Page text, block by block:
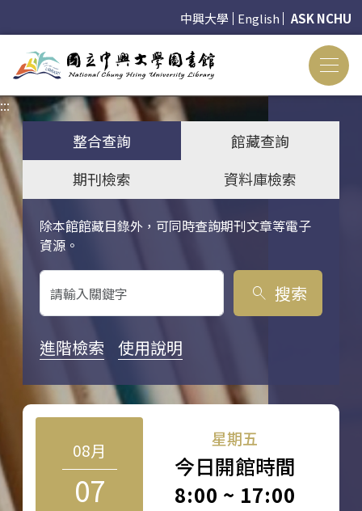
中興大學 English ASK NCHU
:::
整合查詢
館藏查詢
期刊檢索
資料庫檢索
除本館館藏目錄外，可同時查詢期刊文章等電子
資源。
關鍵字搜尋
search 搜索
進階檢索 使用說明
08月
07
星期五
今日開館時間
8:00 ~ 17:00